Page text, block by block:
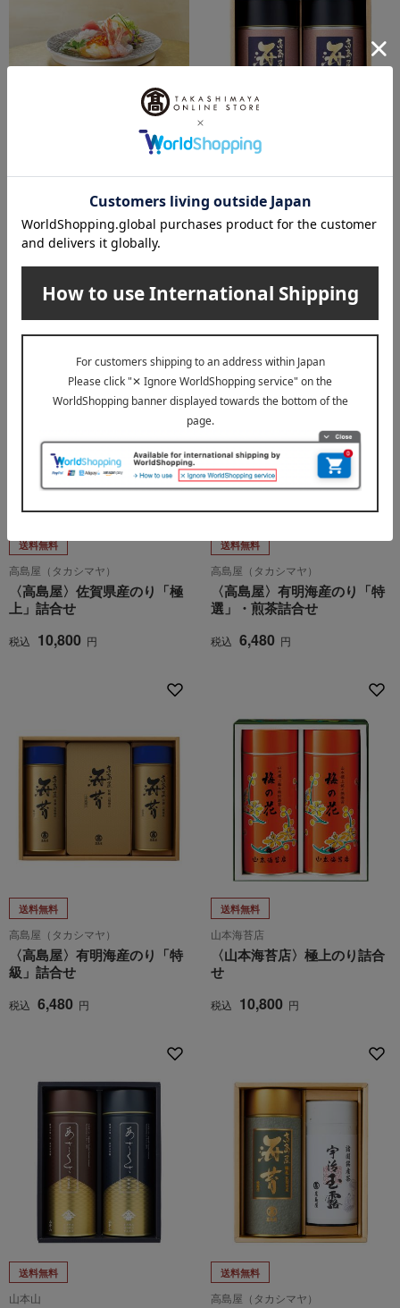
送料無料
高島屋（タカシマヤ）
〈高島屋〉佐賀県産のり「極
札」詰合せ
送料無料
高島屋（タカシマヤ）
〈高島屋〉佐賀県産のり「極
送料無料
高島屋（タカシマヤ）
〈高島屋〉佐賀県産のり「極
上」詰合せ
税込 10,800 円
送料無料
高島屋（タカシマヤ）
〈高島屋〉有明海産のり「特
選」・煎茶詰合せ
税込 6,480 円
送料無料
高島屋（タカシマヤ）
〈高島屋〉有明海産のり「特
級」詰合せ
税込 6,480 円
送料無料
山本海苔店
〈山本海苔店〉極上のり詰合
せ
税込 10,800 円
送料無料
山本山
送料無料
高島屋（タカシマヤ）